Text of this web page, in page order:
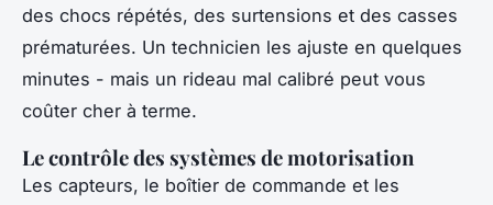
des chocs répétés, des surtensions et des casses
prématurées. Un technicien les ajuste en quelques
minutes - mais un rideau mal calibré peut vous
coûter cher à terme.
Le contrôle des systèmes de motorisation
Les capteurs, le boîtier de commande et les